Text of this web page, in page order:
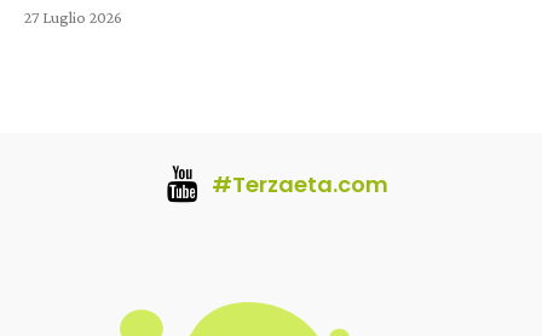
27 Luglio 2026
#Terzaeta.com